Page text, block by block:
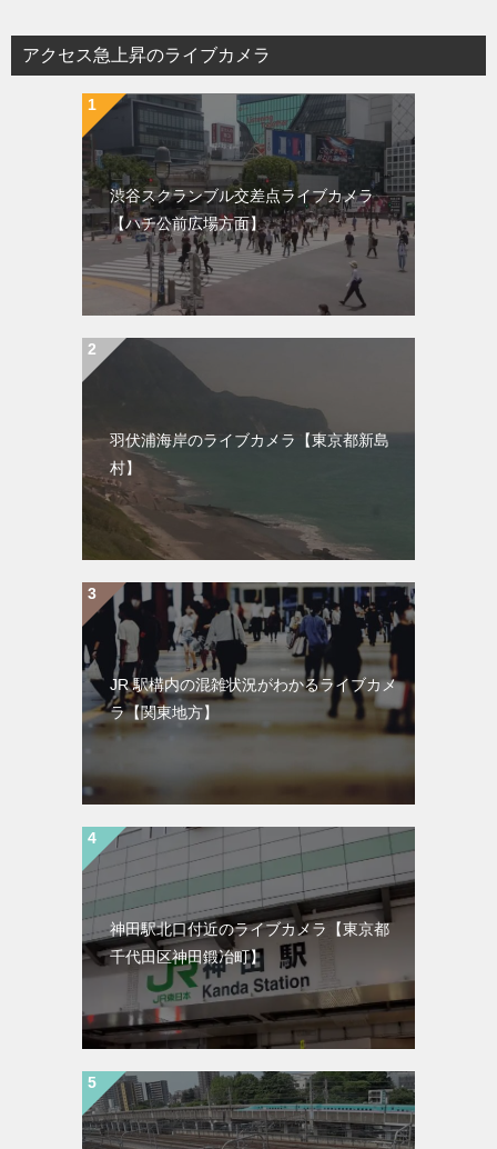
アクセス急上昇のライブカメラ
渋谷スクランブル交差点ライブカメラ
【ハチ公前広場方面】
羽伏浦海岸のライブカメラ【東京都新島
村】
JR 駅構内の混雑状況がわかるライブカメ
ラ【関東地方】
神田駅北口付近のライブカメラ【東京都
千代田区神田鍛冶町】